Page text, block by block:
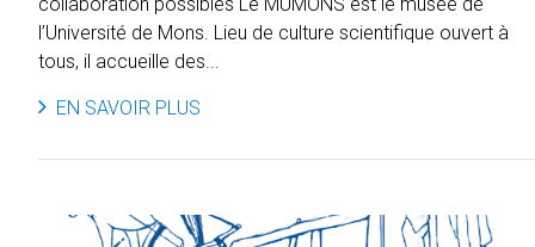
collaboration possibles Le MUMONS est le musée de
l’Université de Mons. Lieu de culture scientifique ouvert à
tous, il accueille des...
EN SAVOIR PLUS